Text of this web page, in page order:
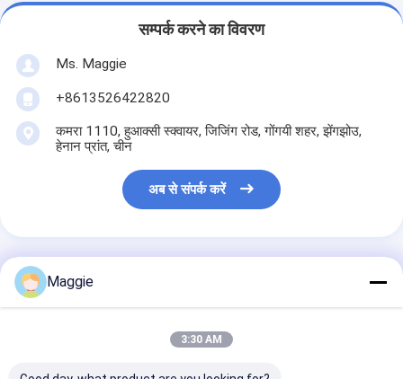
सम्पर्क करने का विवरण
Ms. Maggie
+8613526422820
कमरा 1110, हुआक्सी स्क्वायर, जिजिंग रोड, गोंगयी शहर, झेंगझोउ,
हेनान प्रांत, चीन
अब से संपर्क करें
मोबाइल पीई 250x400 जबड़ा
Maggie
3:30 AM